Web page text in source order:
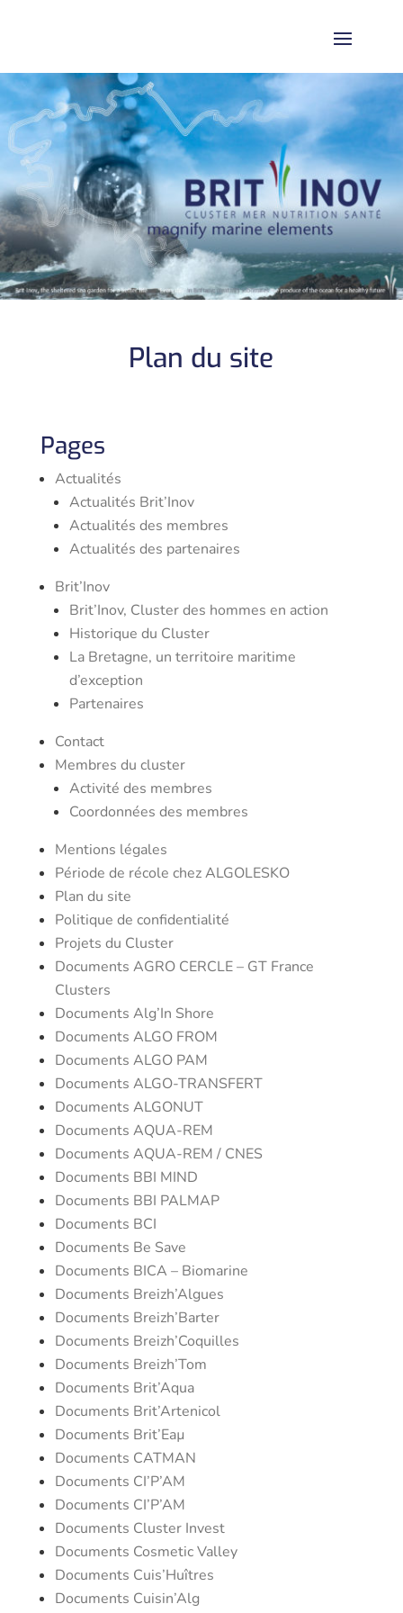
Plan du site
Pages
Actualités
Actualités Brit’Inov
Actualités des membres
Actualités des partenaires
Brit’Inov
Brit’Inov, Cluster des hommes en action
Historique du Cluster
La Bretagne, un territoire maritime
d’exception
Partenaires
Contact
Membres du cluster
Activité des membres
Coordonnées des membres
Mentions légales
Période de récole chez ALGOLESKO
Plan du site
Politique de confidentialité
Projets du Cluster
Documents AGRO CERCLE – GT France
Clusters
Documents Alg’In Shore
Documents ALGO FROM
Documents ALGO PAM
Documents ALGO-TRANSFERT
Documents ALGONUT
Documents AQUA-REM
Documents AQUA-REM / CNES
Documents BBI MIND
Documents BBI PALMAP
Documents BCI
Documents Be Save
Documents BICA – Biomarine
Documents Breizh’Algues
Documents Breizh’Barter
Documents Breizh’Coquilles
Documents Breizh’Tom
Documents Brit’Aqua
Documents Brit’Artenicol
Documents Brit’Eaµ
Documents CATMAN
Documents CI’P’AM
Documents CI’P’AM
Documents Cluster Invest
Documents Cosmetic Valley
Documents Cuis’Huîtres
Documents Cuisin’Alg